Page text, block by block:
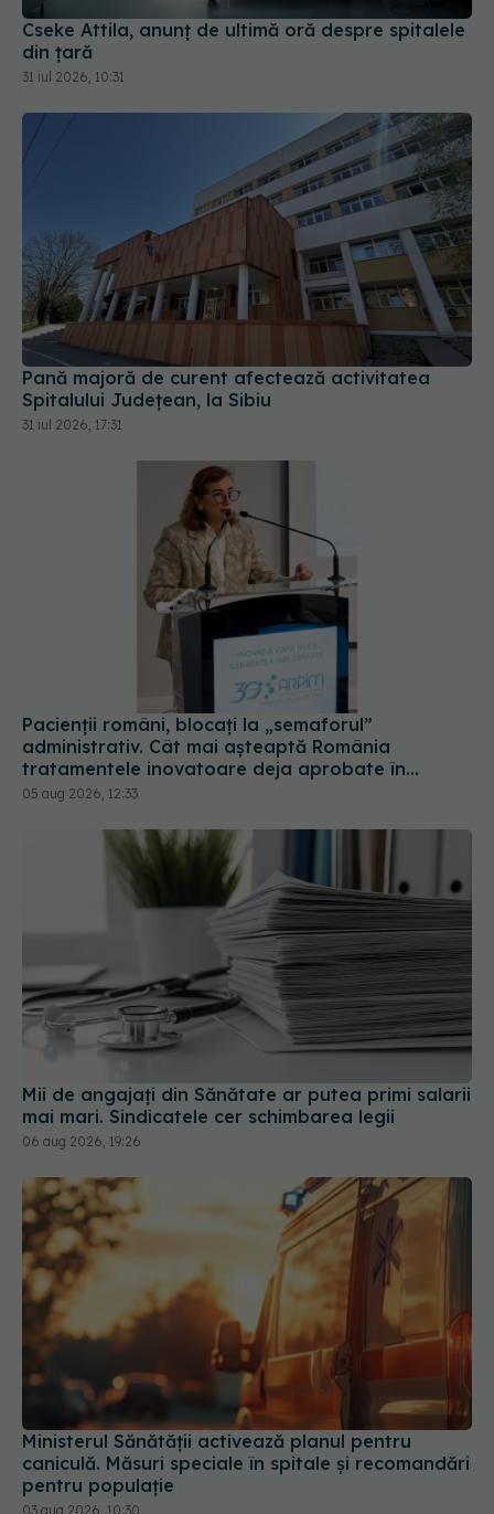
Cseke Attila, anunț de ultimă oră despre spitalele
din țară
31 iul 2026, 10:31
Pană majoră de curent afectează activitatea
Spitalului Județean, la Sibiu
31 iul 2026, 17:31
Pacienții români, blocați la „semaforul”
administrativ. Cât mai așteaptă România
tratamentele inovatoare deja aprobate în
Europa
05 aug 2026, 12:33
Mii de angajați din Sănătate ar putea primi salarii
mai mari. Sindicatele cer schimbarea legii
06 aug 2026, 19:26
Ministerul Sănătății activează planul pentru
caniculă. Măsuri speciale în spitale și recomandări
pentru populație
03 aug 2026, 10:30